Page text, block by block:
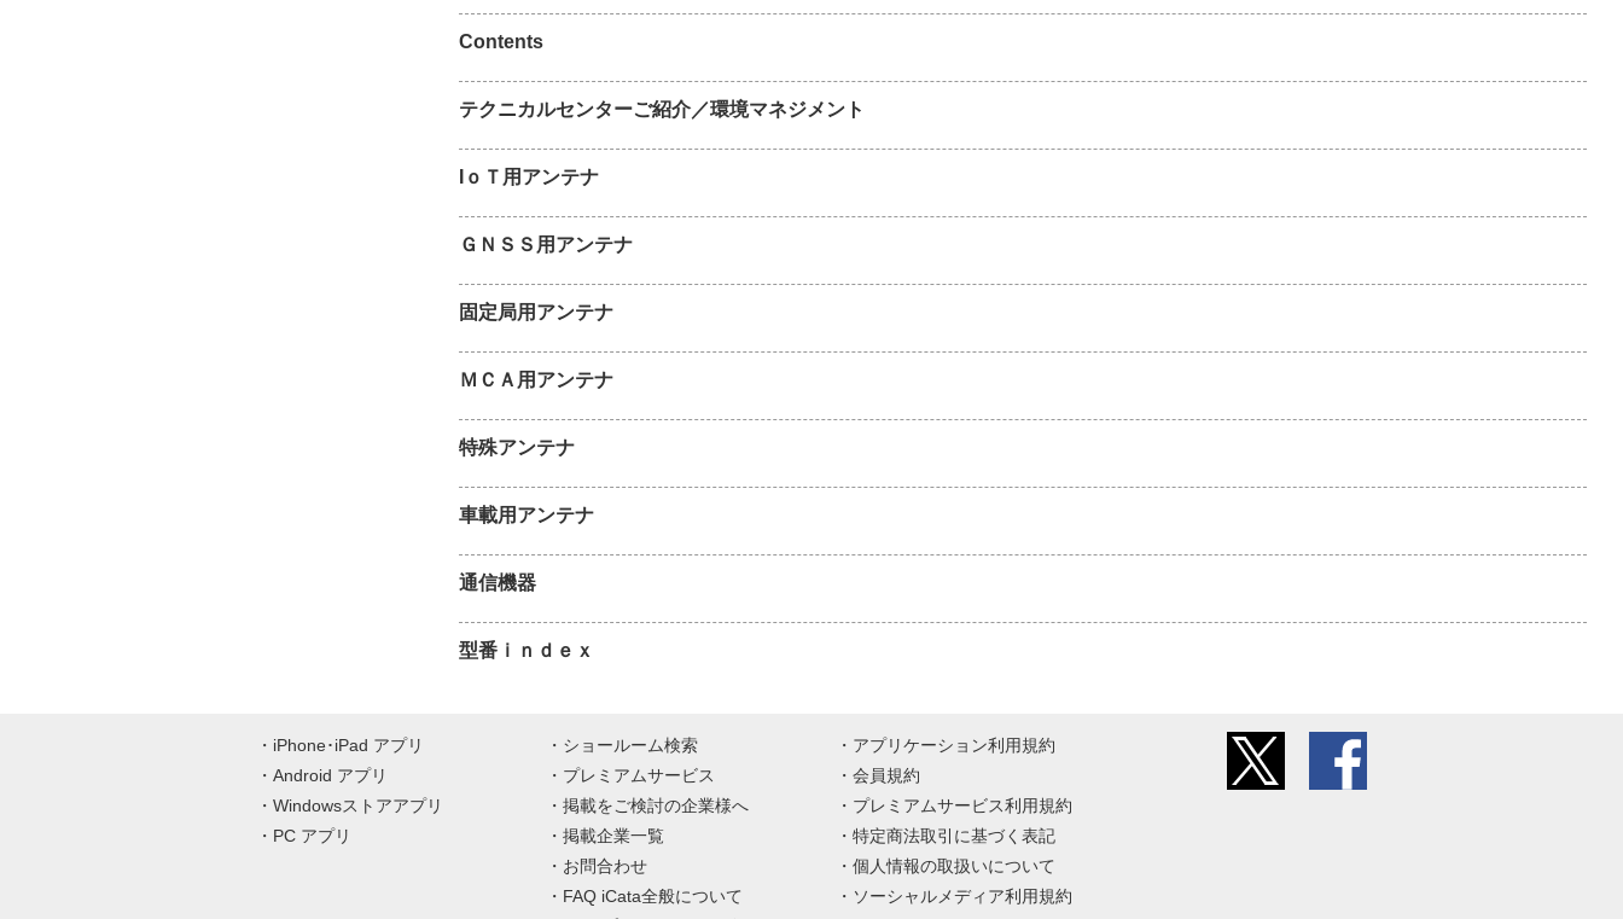
Contents
テクニカルセンターご紹介／環境マネジメント
IｏＴ用アンテナ
ＧＮＳＳ用アンテナ
固定局用アンテナ
ＭＣＡ用アンテナ
特殊アンテナ
車載用アンテナ
通信機器
型番ｉｎｄｅｘ
iPhone･iPad アプリ
Android アプリ
Windowsストアアプリ
PC アプリ
ショールーム検索
プレミアムサービス
掲載をご検討の企業様へ
掲載企業一覧
お問合わせ
FAQ iCata全般について
アプリケーション利用規約
会員規約
プレミアムサービス利用規約
特定商法取引に基づく表記
個人情報の取扱いについて
ソーシャルメディア利用規約